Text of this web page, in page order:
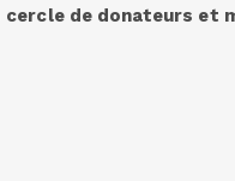
cercle de donateurs et